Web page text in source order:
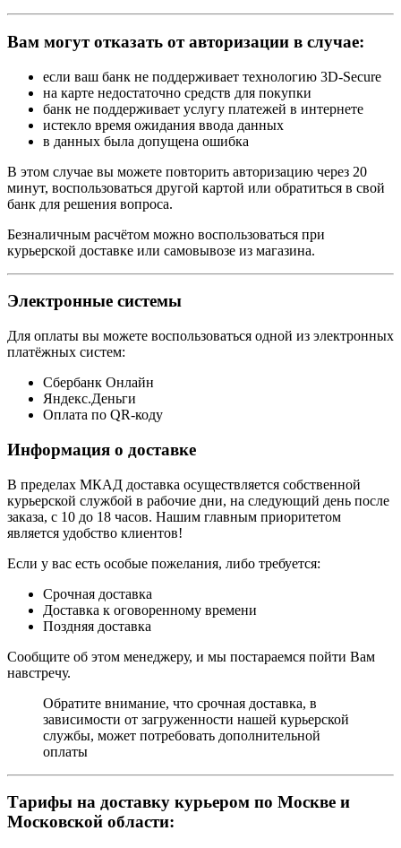
Вам могут отказать от авторизации в случае:
если ваш банк не поддерживает технологию 3D-Secure
на карте недостаточно средств для покупки
банк не поддерживает услугу платежей в интернете
истекло время ожидания ввода данных
в данных была допущена ошибка
В этом случае вы можете повторить авторизацию через 20
минут, воспользоваться другой картой или обратиться в свой
банк для решения вопроса.
Безналичным расчётом можно воспользоваться при
курьерской доставке или самовывозе из магазина.
Электронные системы
Для оплаты вы можете воспользоваться одной из электронных
платёжных систем:
Сбербанк Онлайн
Яндекс.Деньги
Оплата по QR-коду
Информация о доставке
В пределах МКАД доставка осуществляется собственной
курьерской службой в рабочие дни, на следующий день после
заказа, с 10 до 18 часов. Нашим главным приоритетом
является удобство клиентов!
Если у вас есть особые пожелания, либо требуется:
Срочная доставка
Доставка к оговоренному времени
Поздняя доставка
Сообщите об этом менеджеру, и мы постараемся пойти Вам
навстречу.
Обратите внимание, что срочная доставка, в
зависимости от загруженности нашей курьерской
службы, может потребовать дополнительной
оплаты
Тарифы на доставку курьером по Москве и
Московской области: